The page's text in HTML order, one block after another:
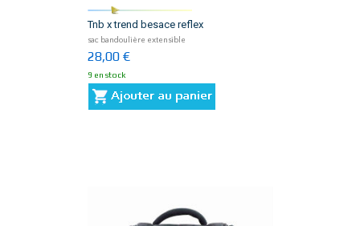
Tnb x trend besace reflex
sac bandoulière extensible
28,00 €
9 en stock